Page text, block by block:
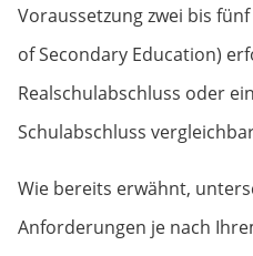
Voraussetzung zwei bis
of Secondary Education)
Realschulabschluss oder
Schulabschluss
Wie bereits erwähnt,
Anforderungen je nach